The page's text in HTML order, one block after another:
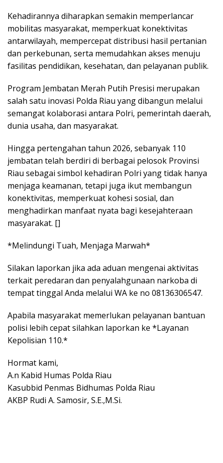
Kehadirannya diharapkan semakin memperlancar
mobilitas masyarakat, memperkuat konektivitas
antarwilayah, mempercepat distribusi hasil pertanian
dan perkebunan, serta memudahkan akses menuju
fasilitas pendidikan, kesehatan, dan pelayanan publik.
Program Jembatan Merah Putih Presisi merupakan
salah satu inovasi Polda Riau yang dibangun melalui
semangat kolaborasi antara Polri, pemerintah daerah,
dunia usaha, dan masyarakat.
Hingga pertengahan tahun 2026, sebanyak 110
jembatan telah berdiri di berbagai pelosok Provinsi
Riau sebagai simbol kehadiran Polri yang tidak hanya
menjaga keamanan, tetapi juga ikut membangun
konektivitas, memperkuat kohesi sosial, dan
menghadirkan manfaat nyata bagi kesejahteraan
masyarakat. []
*Melindungi Tuah, Menjaga Marwah*
Silakan laporkan jika ada aduan mengenai aktivitas
terkait peredaran dan penyalahgunaan narkoba di
tempat tinggal Anda melalui WA ke no 08136306547.
Apabila masyarakat memerlukan pelayanan bantuan
polisi lebih cepat silahkan laporkan ke *Layanan
Kepolisian 110.*
Hormat kami,
A.n Kabid Humas Polda Riau
Kasubbid Penmas Bidhumas Polda Riau
AKBP Rudi A. Samosir, S.E.,M.Si.